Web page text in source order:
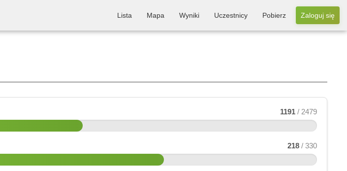
Lista Mapa Wyniki Uczestnicy Pobierz Zaloguj się
1191 / 2479
218 / 330